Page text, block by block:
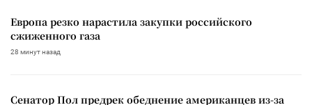
Европа резко нарастила закупки российского
сжиженного газа
28 минут назад
Сенатор Пол предрек обеднение американцев из-за